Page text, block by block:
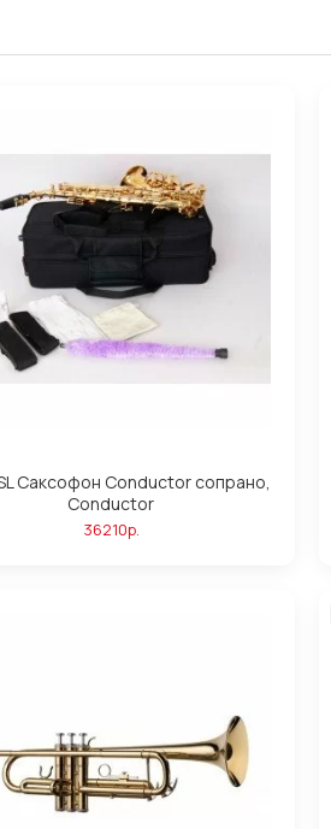
Саксофон Сonductor сопрано,
Сonductor
36210р.